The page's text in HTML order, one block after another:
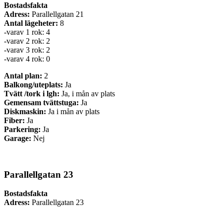
Bostadsfakta
Adress: Parallellgatan 21
Antal lägeheter: 8
-varav 1 rok: 4
-varav 2 rok: 2
-varav 3 rok: 2
-varav 4 rok: 0
Antal plan: 2
Balkong/uteplats: Ja
Tvätt /tork i lgh: Ja, i mån av plats
Gemensam tvättstuga: Ja
Diskmaskin: Ja i mån av plats
Fiber: Ja
Parkering: Ja
Garage: Nej
Parallellgatan 23
Bostadsfakta
Adress: Parallellgatan 23